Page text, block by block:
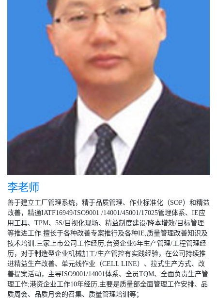
李老师
善于建立工厂管理系统，精于品质管理、作业标准化（SOP）和精益
改善，精通IATF16949/ISO9001 /14001/45001/17025管理体系、IE应
用工具、TPM、5S/目视化现场、精益制度建设/降本增效/目标管理
等推进工作.擅长于各种改善专案推行及各种IE,质量管理改善知识及
技术培训.三家上市公司工作经历,台资企业6年生产管理/工程管理经
历，对于制造型企业机械加工/生产管控有实践经验，在公司持续推
进精益生产改善、单元线作业（CELL LINE）、拉式生产方式、改
善提案活动，主导ISO9001/14001体系、全员TQM、全面负责生产管
理工作;港资企业工作10年经历,主要是质量部全面管理工作安排、品
质周会、品质月会的召集、质量管理培训等；